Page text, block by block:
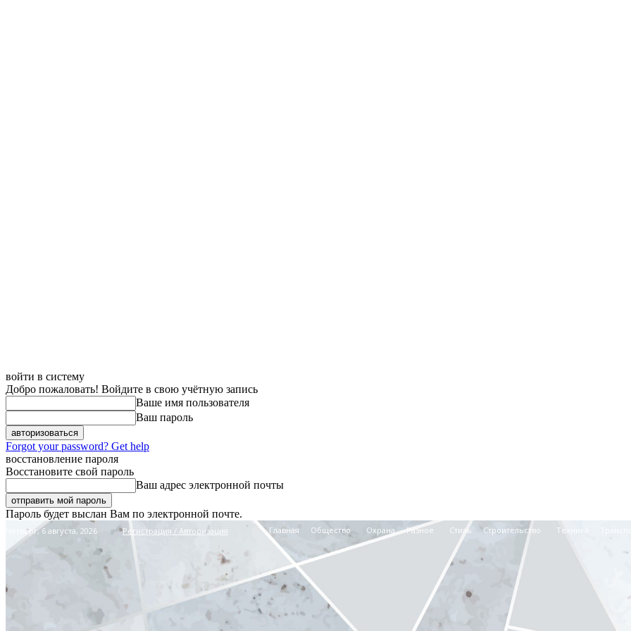
войти в систему
Добро пожаловать! Войдите в свою учётную запись
Ваше имя пользователя
Ваш пароль
Forgot your password? Get help
восстановление пароля
Восстановите свой пароль
Ваш адрес электронной почты
Пароль будет выслан Вам по электронной почте.
Четверг, 6 августа, 2026 Регистрация / Авторизация Главная Общество Охрана Разное Стиль Строительство Техника